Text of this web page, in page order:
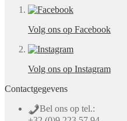
Volg ons op Facebook
Volg ons op Instagram
Contactgegevens
Bel ons op tel.: